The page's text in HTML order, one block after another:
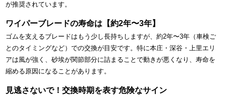
が推奨されています。
ワイパーブレードの寿命は【約2年〜3年】
ゴムを支えるブレードはもう少し長持ちしますが、約2年〜3年（車検ご
とのタイミングなど）での交換が目安です。特に本庄・深谷・上里エリ
アは風が強く、砂埃が関節部分に詰まることで動きが悪くなり、寿命を
縮める原因になることがあります。
見逃さないで！交換時期を表す危険なサイン